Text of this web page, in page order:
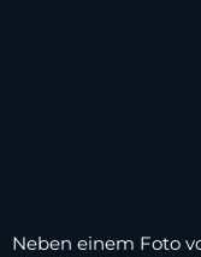
Neben einem Foto